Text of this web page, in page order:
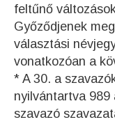
feltűnő
Győződjenek
választási
vonatkozóan a
* A 30. a
nyilvántartva
szavazó